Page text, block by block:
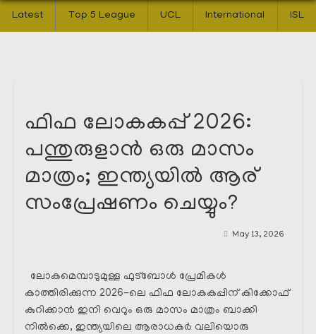
Latest Top 5 League UCL International ISL
ഫിഫ ലോകകപ്പ് 2026:
പന്തുരുളാൻ ഒരു മാസം
മാത്രം; ഇന്ത്യയിൽ ആര്
സംപ്രേഷണം ചെയ്യും?
May 13, 2026
ലോകമെമ്പാടുമുള്ള ഫുട്ബോൾ പ്രേമികൾ
കാത്തിരിക്കുന്ന 2026-ലെ ഫിഫ ലോകകപ്പിന് കിക്കോഫ്
കുറിക്കാൻ ഇനി വെറും ഒരു മാസം മാത്രം ബാക്കി
നിൽക്കെ, ഇന്ത്യയിലെ ആരാധകർ വലിയൊരു